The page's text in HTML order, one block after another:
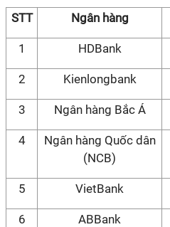
STT Ngân hàng
1 HDBank
2 Kienlongbank
3 Ngân hàng Bắc Á
4
Ngân hàng Quốc dân
(NCB)
5 VietBank
6 ABBank